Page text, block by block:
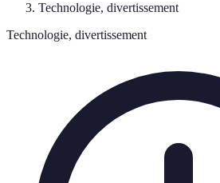
Technologie, divertissement
Technologie, divertissement